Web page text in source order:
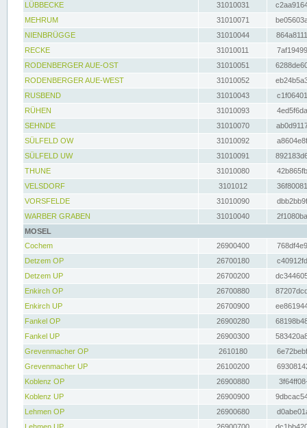
LÜBBECKE
31010031
MEHRUM
31010071
NIENBRÜGGE
31010044
RECKE
31010011
RODENBERGER AUE-OST
31010051
RODENBERGER AUE-WEST
31010052
RUSBEND
31010043
RÜHEN
31010093
SEHNDE
31010070
SÜLFELD OW
31010092
SÜLFELD UW
31010091
THUNE
31010080
VELSDORF
3101012
VORSFELDE
31010090
WARBER GRABEN
31010040
MOSEL
Cochem
26900400
Detzem OP
26700180
Detzem UP
26700200
Enkirch OP
26700880
Enkirch UP
26700900
Fankel OP
26900280
Fankel UP
26900300
Grevenmacher OP
2610180
Grevenmacher UP
26100200
Koblenz OP
26900880
Koblenz UP
26900900
Lehmen OP
26900680